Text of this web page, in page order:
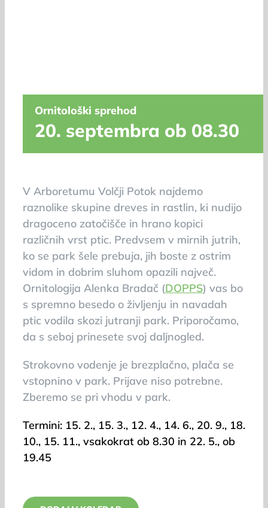
Ornitološki sprehod
20. septembra ob 08.30
V Arboretumu Volčji Potok najdemo
raznolike skupine dreves in rastlin, ki nudijo
dragoceno zatočišče in hrano kopici
različnih vrst ptic. Predvsem v mirnih jutrih,
ko se park šele prebuja, jih boste z ostrim
vidom in dobrim sluhom opazili največ.
Ornitologija Alenka Bradač (DOPPS) vas bo
s spremno besedo o življenju in navadah
ptic vodila skozi jutranji park. Priporočamo,
da s seboj prinesete svoj daljnogled.
Strokovno vodenje je brezplačno, plača se
vstopnino v park. Prijave niso potrebne.
Zberemo se pri vhodu v park.
Termini: 15. 2., 15. 3., 12. 4., 14. 6., 20. 9., 18.
10., 15. 11., vsakokrat ob 8.30 in 22. 5., ob
19.45